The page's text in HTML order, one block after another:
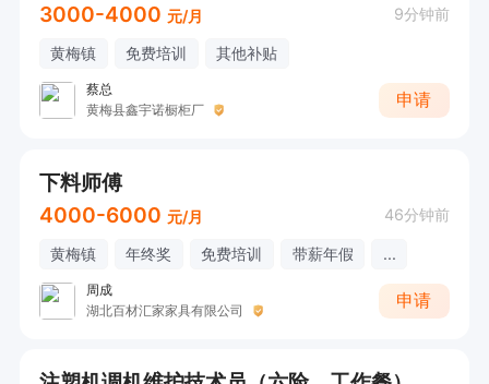
3000-4000 元/月 9分钟前
黄梅镇 免费培训 其他补贴
蔡总
黄梅县鑫宇诺橱柜厂
申请
下料师傅
4000-6000 元/月 46分钟前
黄梅镇 年终奖 免费培训 带薪年假 ...
周成
湖北百材汇家家具有限公司
申请